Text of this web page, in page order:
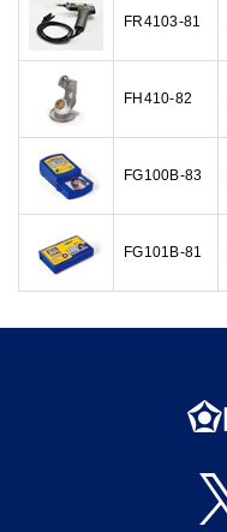
FR4103-81
FH410-82
FG100B-83
FG101B-81